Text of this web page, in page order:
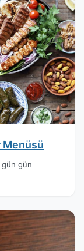
Menüsü
gün gün